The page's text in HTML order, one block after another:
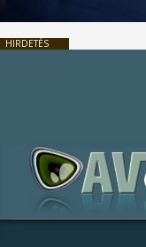
HIRDETÉS